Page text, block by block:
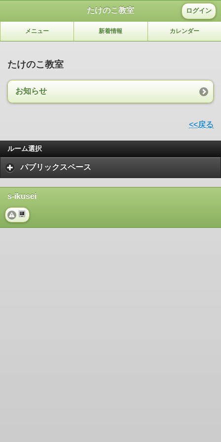
たけのこ教室 ログイン
メニュー 新着情報 カレンダー
たけのこ教室
お知らせ
<<戻る
ルーム選択
パブリックスペース
s-ikusei